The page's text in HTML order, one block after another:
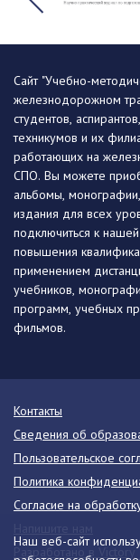
Наш веб-сайт
Сайт "Учебно-
железнодорожном
студентов,
техникумов и их
работающих на
СПО. Вы можете
альбомы,
издания для всех
подключиться к
повышения
применением
учебников,
программ, учебных
фильмов.
Контакты
Сведения об
Пользовательское
Политика
Согласие на
Разработано в Victory